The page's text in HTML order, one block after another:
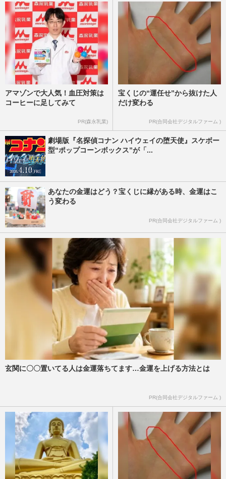
アマゾンで大人気！血圧対策は
コーヒーに足してみて
PR(森永乳業)
宝くじの“運任せ”から抜けた人
だけ変わる
PR(合同会社デジタルファーム )
劇場版『名探偵コナン ハイウェイの堕天使』スケボー
型“ポップコーンボックス”が「...
あなたの金運はどう？宝くじに縁がある時、金運はこ
う変わる
PR(合同会社デジタルファーム )
玄関に〇〇置いてる人は金運落ちてます…金運を上げる方法とは
PR(合同会社デジタルファーム )